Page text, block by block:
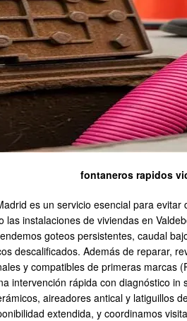
fontaneros rapidos
es un servicio esencial para
instalaciones de viviendas en
goteos persistentes, caudal
descalificados. Además de reparar,
y compatibles de primeras
intervención rápida con diagnóstico
aireadores antical y latiguillos
extendida, y coordinamos